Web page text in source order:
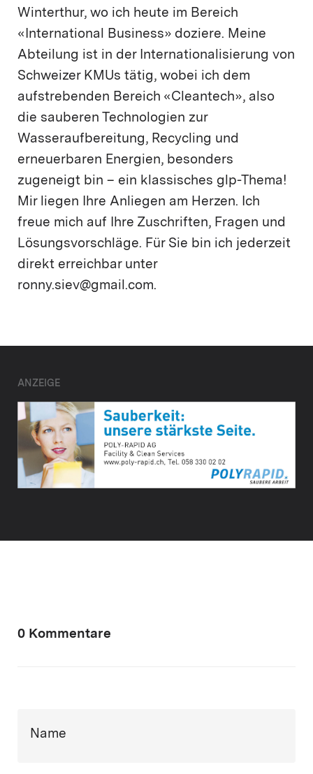
Winterthur, wo ich heute im Bereich
«International Business» doziere. Meine
Abteilung ist in der Internationalisierung von
Schweizer KMUs tätig, wobei ich dem
aufstrebenden Bereich «Cleantech», also
die sauberen Technologien zur
Wasseraufbereitung, Recycling und
erneuerbaren Energien, besonders
zugeneigt bin – ein klassisches glp-Thema!
Mir liegen Ihre Anliegen am Herzen. Ich
freue mich auf Ihre Zuschriften, Fragen und
Lösungsvorschläge. Für Sie bin ich jederzeit
direkt erreichbar unter
ronny.siev@gmail.com.
ANZEIGE
0 Kommentare
Name